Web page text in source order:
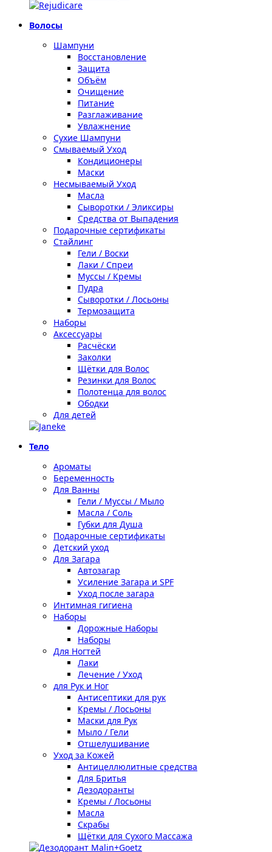
Волосы
Шампуни
Восстановление
Защита
Объём
Очищение
Питание
Разглаживание
Увлажнение
Сухие Шампуни
Смываемый Уход
Кондиционеры
Маски
Несмываемый Уход
Масла
Сыворотки / Эликсиры
Средства от Выпадения
Подарочные сертификаты
Стайлинг
Гели / Воски
Лаки / Спреи
Муссы / Кремы
Пудра
Сыворотки / Лосьоны
Термозащита
Наборы
Аксессуары
Расчёски
Заколки
Щётки для Волос
Резинки для Волос
Полотенца для волос
Ободки
Для детей
Тело
Ароматы
Беременность
Для Ванны
Гели / Муссы / Мыло
Масла / Соль
Губки для Душа
Подарочные сертификаты
Детский уход
Для Загара
Автозагар
Усиление Загара и SPF
Уход после загара
Интимная гигиена
Наборы
Дорожные Наборы
Наборы
Для Ногтей
Лаки
Лечение / Уход
для Рук и Ног
Антисептики для рук
Кремы / Лосьоны
Маски для Рук
Мыло / Гели
Отшелушивание
Уход за Кожей
Антицеллюлитные средства
Для Бритья
Дезодоранты
Кремы / Лосьоны
Масла
Скрабы
Щётки для Сухого Массажа